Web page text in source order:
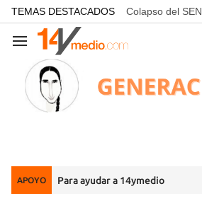
common.go-to-content
TEMAS DESTACADOS Colapso del SEN
Navegación
APOYO Para ayudar a 14ymedio